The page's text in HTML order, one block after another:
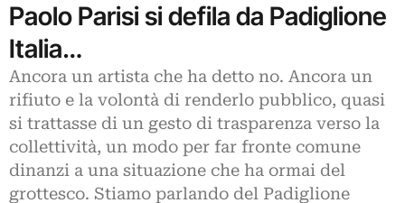
Paolo Parisi si defila da Padiglione
Italia…
Ancora un artista che ha detto no. Ancora un
rifiuto e la volontà di renderlo pubblico, quasi
si trattasse di un gesto di trasparenza verso la
collettività, un modo per far fronte comune
dinanzi a una situazione che ha ormai del
grottesco. Stiamo parlando del Padiglione